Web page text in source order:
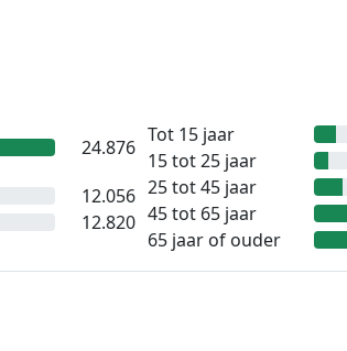
24.876
12.056
12.820
Tot 15 jaar
15 tot 25 jaar
25 tot 45 jaar
45 tot 65 jaar
65 jaar of ouder